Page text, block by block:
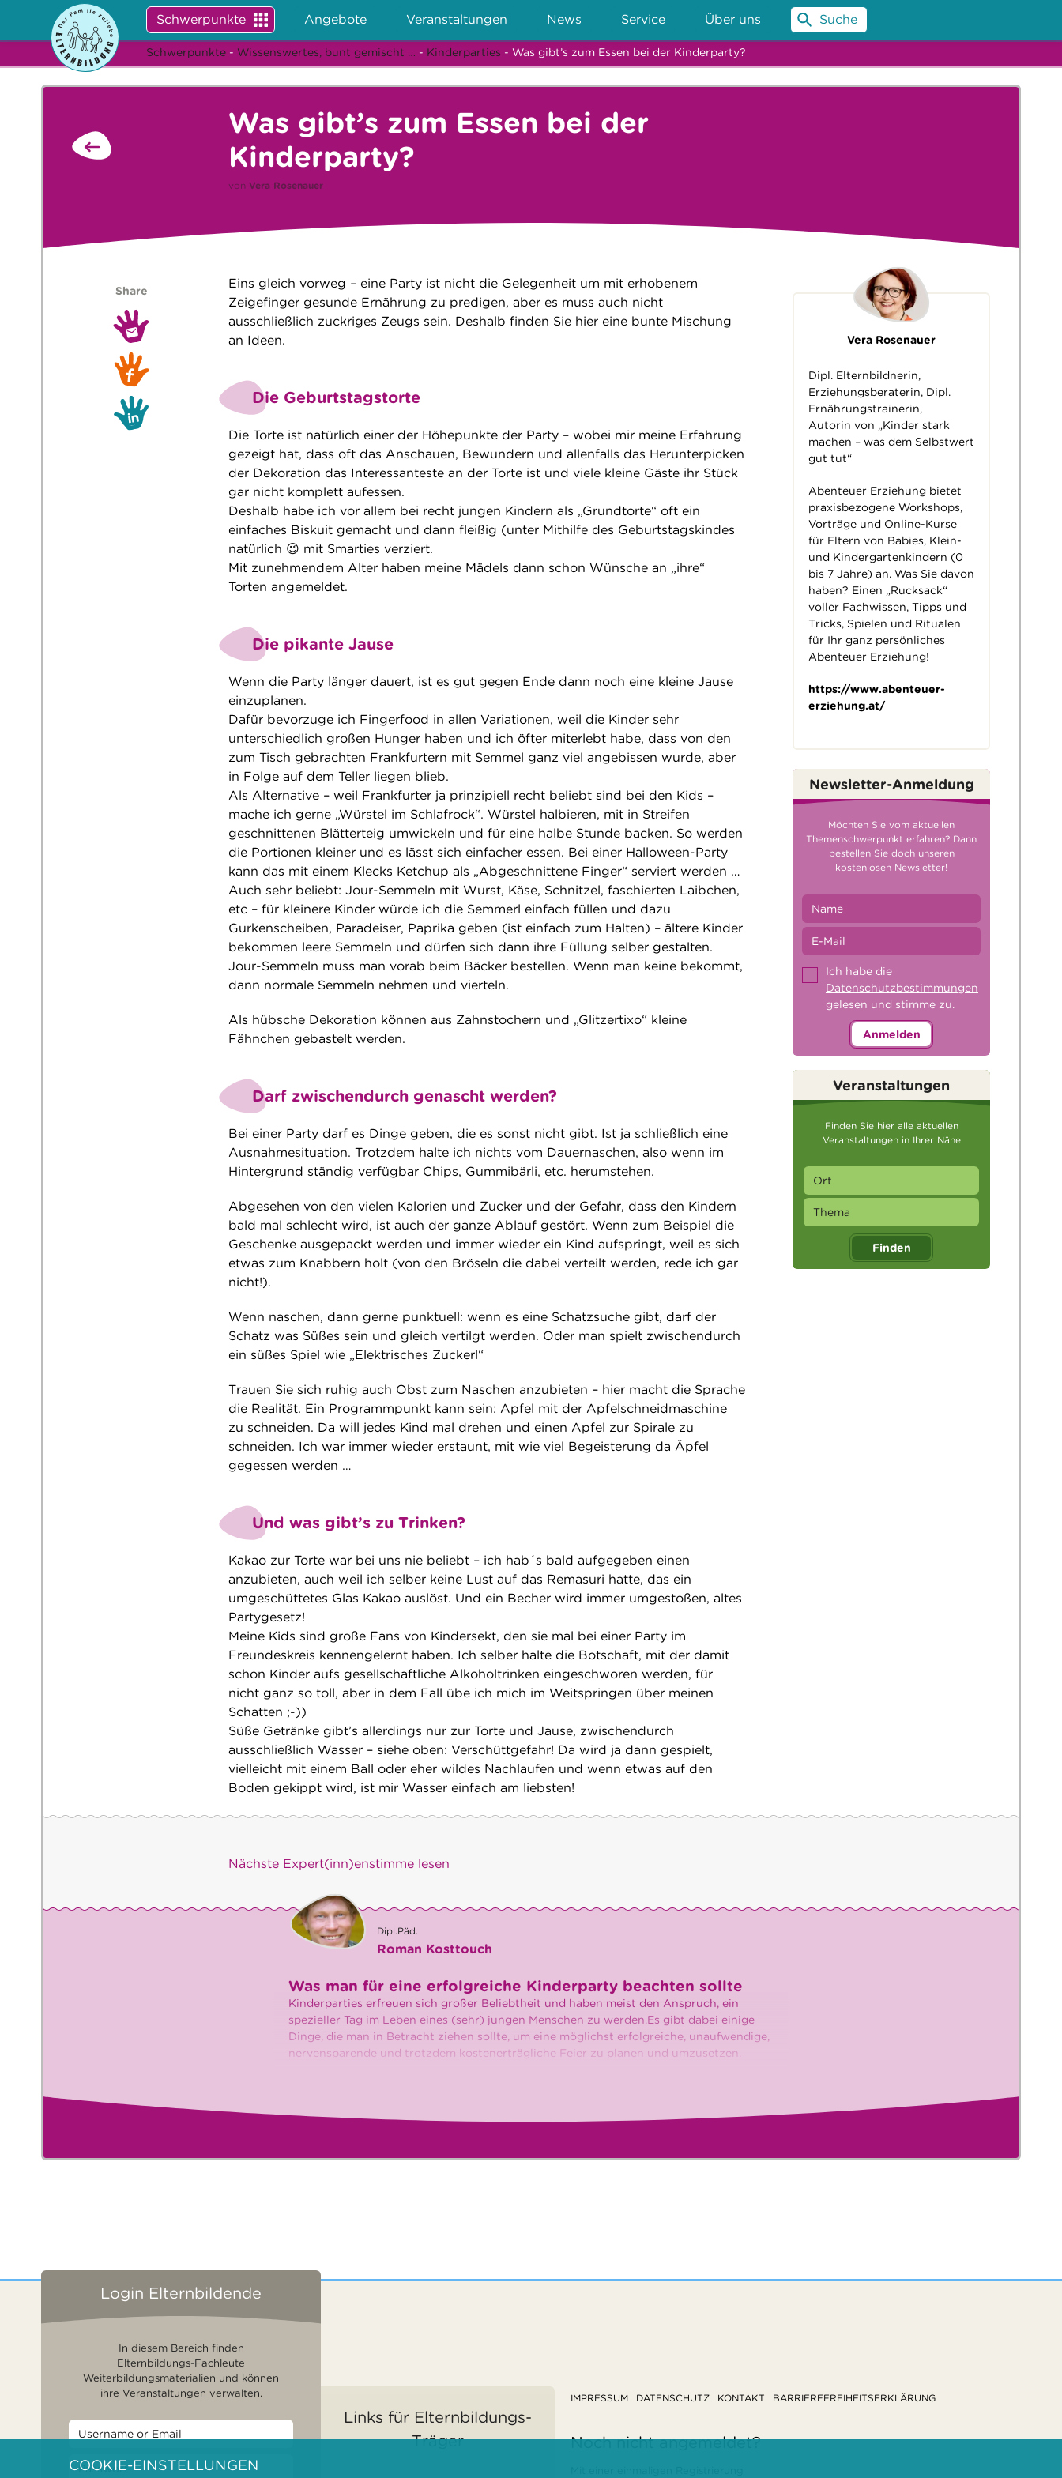
Schwerpunkte Angebote Veranstaltungen News Service Über uns Suche
Schwerpunkte - Wissenswertes, bunt gemischt … - Kinderparties - Was gibt’s zum Essen bei der Kinderparty?
Was gibt’s zum Essen bei der
Kinderparty?
von Vera Rosenauer
Eins gleich vorweg – eine Party ist nicht die Gelegenheit um mit erhobenem
Zeigefinger gesunde Ernährung zu predigen, aber es muss auch nicht
ausschließlich zuckriges Zeugs sein. Deshalb finden Sie hier eine bunte Mischung
an Ideen.
Die Geburtstagstorte
Die Torte ist natürlich einer der Höhepunkte der Party – wobei mir meine Erfahrung
gezeigt hat, dass oft das Anschauen, Bewundern und allenfalls das Herunterpicken
der Dekoration das Interessanteste an der Torte ist und viele kleine Gäste ihr Stück
gar nicht komplett aufessen.
Deshalb habe ich vor allem bei recht jungen Kindern als „Grundtorte“ oft ein
einfaches Biskuit gemacht und dann fleißig (unter Mithilfe des Geburtstagskindes
natürlich 😉 mit Smarties verziert.
Mit zunehmendem Alter haben meine Mädels dann schon Wünsche an „ihre“
Torten angemeldet.
Die pikante Jause
Wenn die Party länger dauert, ist es gut gegen Ende dann noch eine kleine Jause
einzuplanen.
Dafür bevorzuge ich Fingerfood in allen Variationen, weil die Kinder sehr
unterschiedlich großen Hunger haben und ich öfter miterlebt habe, dass von den
zum Tisch gebrachten Frankfurtern mit Semmel ganz viel angebissen wurde, aber
in Folge auf dem Teller liegen blieb.
Als Alternative – weil Frankfurter ja prinzipiell recht beliebt sind bei den Kids –
mache ich gerne „Würstel im Schlafrock“. Würstel halbieren, mit in Streifen
geschnittenen Blätterteig umwickeln und für eine halbe Stunde backen. So werden
die Portionen kleiner und es lässt sich einfacher essen. Bei einer Halloween-Party
kann das mit einem Klecks Ketchup als „Abgeschnittene Finger“ serviert werden …
Auch sehr beliebt: Jour-Semmeln mit Wurst, Käse, Schnitzel, faschierten Laibchen,
etc – für kleinere Kinder würde ich die Semmerl einfach füllen und dazu
Gurkenscheiben, Paradeiser, Paprika geben (ist einfach zum Halten) – ältere Kinder
bekommen leere Semmeln und dürfen sich dann ihre Füllung selber gestalten.
Jour-Semmeln muss man vorab beim Bäcker bestellen. Wenn man keine bekommt,
dann normale Semmeln nehmen und vierteln.
Als hübsche Dekoration können aus Zahnstochern und „Glitzertixo“ kleine
Fähnchen gebastelt werden.
Darf zwischendurch genascht werden?
Bei einer Party darf es Dinge geben, die es sonst nicht gibt. Ist ja schließlich eine
Ausnahmesituation. Trotzdem halte ich nichts vom Dauernaschen, also wenn im
Hintergrund ständig verfügbar Chips, Gummibärli, etc. herumstehen.
Abgesehen von den vielen Kalorien und Zucker und der Gefahr, dass den Kindern
bald mal schlecht wird, ist auch der ganze Ablauf gestört. Wenn zum Beispiel die
Geschenke ausgepackt werden und immer wieder ein Kind aufspringt, weil es sich
etwas zum Knabbern holt (von den Bröseln die dabei verteilt werden, rede ich gar
nicht!).
Wenn naschen, dann gerne punktuell: wenn es eine Schatzsuche gibt, darf der
Schatz was Süßes sein und gleich vertilgt werden. Oder man spielt zwischendurch
ein süßes Spiel wie „Elektrisches Zuckerl“
Trauen Sie sich ruhig auch Obst zum Naschen anzubieten – hier macht die Sprache
die Realität. Ein Programmpunkt kann sein: Apfel mit der Apfelschneidmaschine
zu schneiden. Da will jedes Kind mal drehen und einen Apfel zur Spirale zu
schneiden. Ich war immer wieder erstaunt, mit wie viel Begeisterung da Äpfel
gegessen werden …
Und was gibt’s zu Trinken?
Kakao zur Torte war bei uns nie beliebt – ich hab´s bald aufgegeben einen
anzubieten, auch weil ich selber keine Lust auf das Remasuri hatte, das ein
umgeschüttetes Glas Kakao auslöst. Und ein Becher wird immer umgestoßen, altes
Partygesetz!
Meine Kids sind große Fans von Kindersekt, den sie mal bei einer Party im
Freundeskreis kennengelernt haben. Ich selber halte die Botschaft, mit der damit
schon Kinder aufs gesellschaftliche Alkoholtrinken eingeschworen werden, für
nicht ganz so toll, aber in dem Fall übe ich mich im Weitspringen über meinen
Schatten ;-))
Süße Getränke gibt’s allerdings nur zur Torte und Jause, zwischendurch
ausschließlich Wasser – siehe oben: Verschüttgefahr! Da wird ja dann gespielt,
vielleicht mit einem Ball oder eher wildes Nachlaufen und wenn etwas auf den
Boden gekippt wird, ist mir Wasser einfach am liebsten!
Share
Vera Rosenauer
Dipl. Elternbildnerin,
Erziehungsberaterin, Dipl.
Ernährungstrainerin,
Autorin von „Kinder stark
machen – was dem Selbstwert
gut tut“
Abenteuer Erziehung bietet
praxisbezogene Workshops,
Vorträge und Online-Kurse
für Eltern von Babies, Klein-
und Kindergartenkindern (0
bis 7 Jahre) an. Was Sie davon
haben? Einen „Rucksack“
voller Fachwissen, Tipps und
Tricks, Spielen und Ritualen
für Ihr ganz persönliches
Abenteuer Erziehung!
https://www.abenteuer-
erziehung.at/
Newsletter-Anmeldung
Möchten Sie vom aktuellen
Themenschwerpunkt erfahren? Dann
bestellen Sie doch unseren
kostenlosen Newsletter!
Ich habe die
Datenschutzbestimmungen
gelesen und stimme zu.
Anmelden
Veranstaltungen
Finden Sie hier alle aktuellen
Veranstaltungen in Ihrer Nähe
Finden
Nächste Expert(inn)enstimme lesen
Dipl.Päd.
Roman Kosttouch
Was man für eine erfolgreiche Kinderparty beachten sollte
Kinderparties erfreuen sich großer Beliebtheit und haben meist den Anspruch, ein
spezieller Tag im Leben eines (sehr) jungen Menschen zu werden.Es gibt dabei einige
Dinge, die man in Betracht ziehen sollte, um eine möglichst erfolgreiche, unaufwendige,
nervensparende und trotzdem kostenerträgliche Feier zu planen und umzusetzen.
Login Elternbildende
In diesem Bereich finden
Elternbildungs-Fachleute
Weiterbildungsmaterialien und können
ihre Veranstaltungen verwalten.
Links für Elternbildungs-
Träger
IMPRESSUM DATENSCHUTZ KONTAKT BARRIEREFREIHEITSERKLÄRUNG
Noch nicht angemeldet?
COOKIE-EINSTELLUNGEN